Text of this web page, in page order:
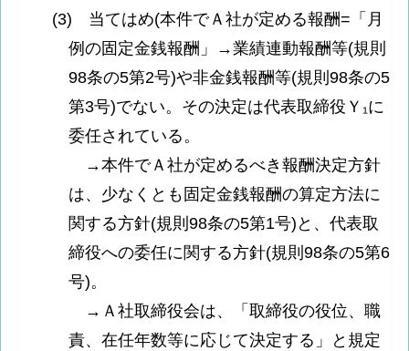
(3) 当てはめ(本件でＡ社が定める報酬=「月
例の固定金銭報酬」→業績連動報酬等(規則
98条の5第2号)や非金銭報酬等(規則98条の5
第3号)でない。その決定は代表取締役Ｙ₁に
委任されている。
→本件でＡ社が定めるべき報酬決定方針
は、少なくとも固定金銭報酬の算定方法に
関する方針(規則98条の5第1号)と、代表取
締役への委任に関する方針(規則98条の5第6
号)。
→Ａ社取締役会は、「取締役の役位、職
責、在任年数等に応じて決定する」と規定